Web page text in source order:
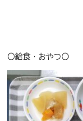
〇給食・おやつ〇